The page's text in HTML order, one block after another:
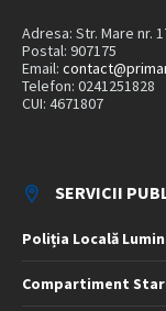
Adresa: Str. Mare nr.
Postal: 907175
Email:
Telefon: 0241251828
CUI: 4671807
SERVICII
Poliția Locală
Compartiment